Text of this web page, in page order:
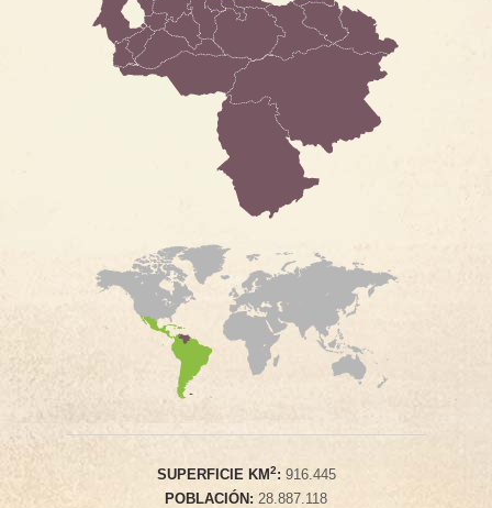
SUPERFICIE KM2: 916.445
POBLACIÓN: 28.887.118